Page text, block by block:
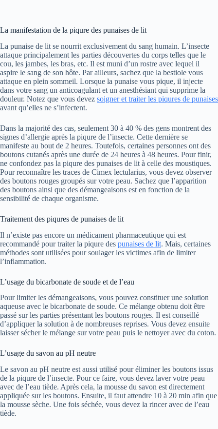
La manifestation de la piqure des punaises de lit
La punaise de lit se nourrit exclusivement du sang humain. L’insecte
attaque principalement les parties découvertes du corps telles que le
cou, les jambes, les bras, etc. Il est muni d’un rostre avec lequel il
aspire le sang de son hôte. Par ailleurs, sachez que la bestiole vous
attaque en plein sommeil. Lorsque la punaise vous pique, il injecte
dans votre sang un anticoagulant et un anesthésiant qui supprime la
douleur. Notez que vous devez soigner et traiter les piqures de punaises
avant qu’elles ne s’infectent.
Dans la majorité des cas, seulement 30 à 40 % des gens montrent des
signes d’allergie après la piqure de l’insecte. Cette dernière se
manifeste au bout de 2 heures. Toutefois, certaines personnes ont des
boutons cutanés après une durée de 24 heures à 48 heures. Pour finir,
ne confondez pas la piqure des punaises de lit à celle des moustiques.
Pour reconnaître les traces de Cimex lectularius, vous devez observer
des boutons rouges groupés sur votre peau. Sachez que l’apparition
des boutons ainsi que des démangeaisons est en fonction de la
sensibilité de chaque organisme.
Traitement des piqures de punaises de lit
Il n’existe pas encore un médicament pharmaceutique qui est
recommandé pour traiter la piqure des punaises de lit. Mais, certaines
méthodes sont utilisées pour soulager les victimes afin de limiter
l’inflammation.
L’usage du bicarbonate de soude et de l’eau
Pour limiter les démangeaisons, vous pouvez constituer une solution
aqueuse avec le bicarbonate de soude. Ce mélange obtenu doit être
passé sur les parties présentant les boutons rouges. Il est conseillé
d’appliquer la solution à de nombreuses reprises. Vous devez ensuite
laisser sécher le mélange sur votre peau puis le nettoyer avec du coton.
L’usage du savon au pH neutre
Le savon au pH neutre est aussi utilisé pour éliminer les boutons issus
de la piqure de l’insecte. Pour ce faire, vous devez laver votre peau
avec de l’eau tiède. Après cela, la mousse du savon est directement
appliquée sur les boutons. Ensuite, il faut attendre 10 à 20 min afin que
la mousse sèche. Une fois séchée, vous devez la rincer avec de l’eau
tiède.